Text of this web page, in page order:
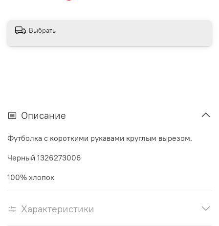
Выбрать
Описание
Футболка с короткими рукавами круглым вырезом.
Черный 1326273006
100% хлопок
Характеристики